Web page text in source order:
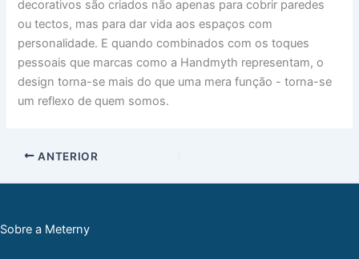
decorativos são criados não apenas para cobrir paredes
ou tectos, mas para dar vida aos espaços com
personalidade. E quando combinados com os toques
pessoais que marcas como a Handmyth representam, o
design torna-se mais do que uma mera função - torna-se
um reflexo de quem somos.
ANTERIOR
Sobre a Meterny